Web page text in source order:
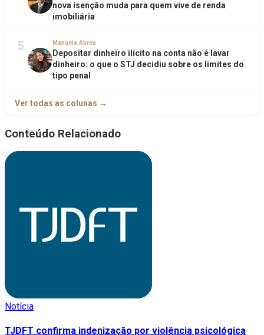
nova isenção muda para quem vive de renda
imobiliária
5 Manuela Abreu
Depositar dinheiro ilícito na conta não é lavar
dinheiro: o que o STJ decidiu sobre os limites do
tipo penal
Ver todas as colunas →
Conteúdo Relacionado
Notícia
TJDFT confirma indenização por violência psicológica